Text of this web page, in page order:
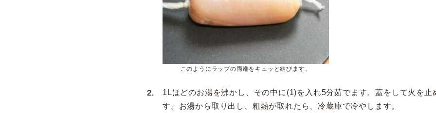
このようにラップの両端をキュッと結びます。
1Lほどのお湯を沸かし、その中に(1)を入れ5分茹でます。蓋をして火を止
す。お湯から取り出し、粗熱が取れたら、冷蔵庫で冷やします。